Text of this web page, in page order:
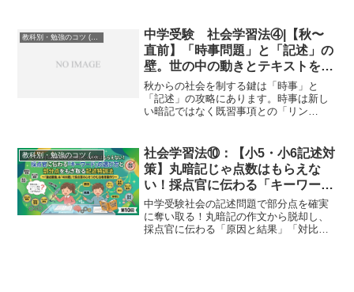
『でる順過去問』で頻出基本問題を確実
に仕留める「逆転の引き算戦略」を伝授
します。
中学受験 社会学習法④|【秋〜
直前】「時事問題」と「記述」の
壁。世の中の動きとテキストをリ
ンクさせる解法
秋からの社会を制する鍵は「時事」と
「記述」の攻略にあります。時事は新し
い暗記ではなく既習事項との「リン
複雑な論述を、地理・歴史・公民の知識
を動員して解き明かす、Soleado流の実戦
的アプローチを伝授します。
教科別・勉強のコツ (Study Method)
社会学習法⑩：【小5・小6記述対
策】丸暗記じゃ点数はもらえな
い！採点官に伝わる「キーワー
ド」の選び方と部分点をもぎ取る
記述特訓法
中学受験社会の記述問題で部分点を確実
に奪い取る！丸暗記の作文から脱却し、
採点官に伝わる「原因と結果」「対比」